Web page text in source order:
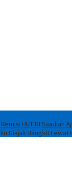
HUT RI Saadiah
Diajak Bangkit